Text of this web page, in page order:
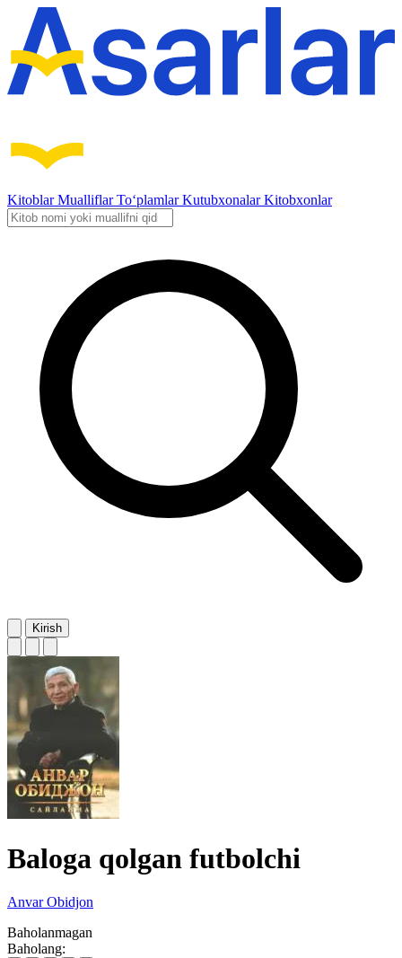
KitoblarMualliflarTo‘plamlarKutubxonalarKitobxonlar
Kirish
Baloga qolgan futbolchi
Anvar Obidjon
Baholanmagan
Baholang: